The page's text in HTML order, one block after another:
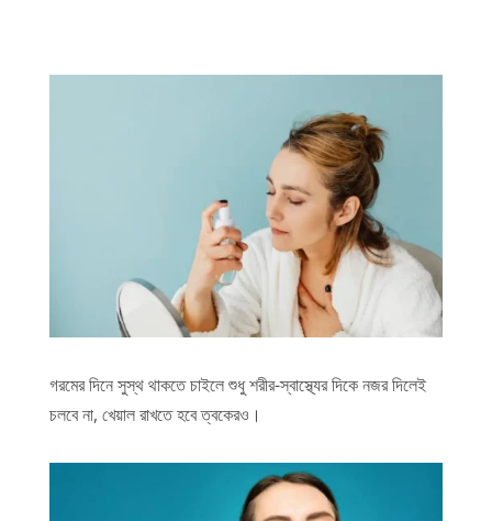
গরমের দিনে সুস্থ থাকতে চাইলে শুধু শরীর-স্বাস্থ্যের দিকে নজর দিলেই
চলবে না, খেয়াল রাখতে হবে ত্বকেরও।